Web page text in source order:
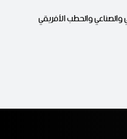
والحطب الأفريقي